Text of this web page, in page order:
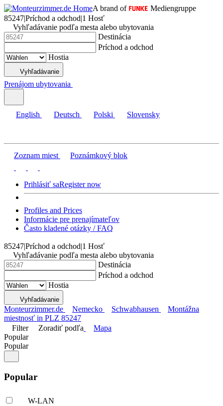
A brand of
Mediengruppe
85247|Príchod a odchod|1 Hosť
Vyhľadávanie podľa mesta alebo ubytovania
Destinácia
Príchod a odchod
Hostia
Vyhľadávanie
Prenájom ubytovania
English Deutsch Polski Slovensky
Zoznam miest Poznámkový blok
Prihlásiť saRegister now
Profiles and Prices
Informácie pre prenajímateľov
Často kladené otázky / FAQ
85247|Príchod a odchod|1 Hosť
Vyhľadávanie podľa mesta alebo ubytovania
Destinácia
Príchod a odchod
Hostia
Vyhľadávanie
Monteurzimmer.de Nemecko Schwabhausen
Montážna
miestnosť in PLZ 85247
Filter
Zoradiť podľa
Mapa
Popular
Popular
Popular
W-LAN